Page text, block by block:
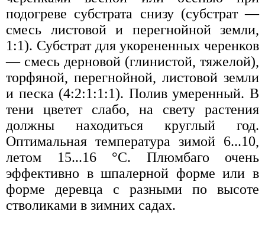
подогреве субстрата снизу (субстрат —
смесь листовой и перегнойной земли,
1:1). Субстрат для укорененных черенков
— смесь дерновой (глинистой, тяжелой),
торфяной, перегнойной, листовой земли
и песка (4:2:1:1:1). Полив умеренный. В
тени цветет слабо, на свету растения
должны находиться круглый год.
Оптимальная температура зимой 6...10,
летом 15...16 °С. Плюмбаго очень
эффективно в шпалерной форме или в
форме деревца с разными по высоте
стволиками в зимних садах.